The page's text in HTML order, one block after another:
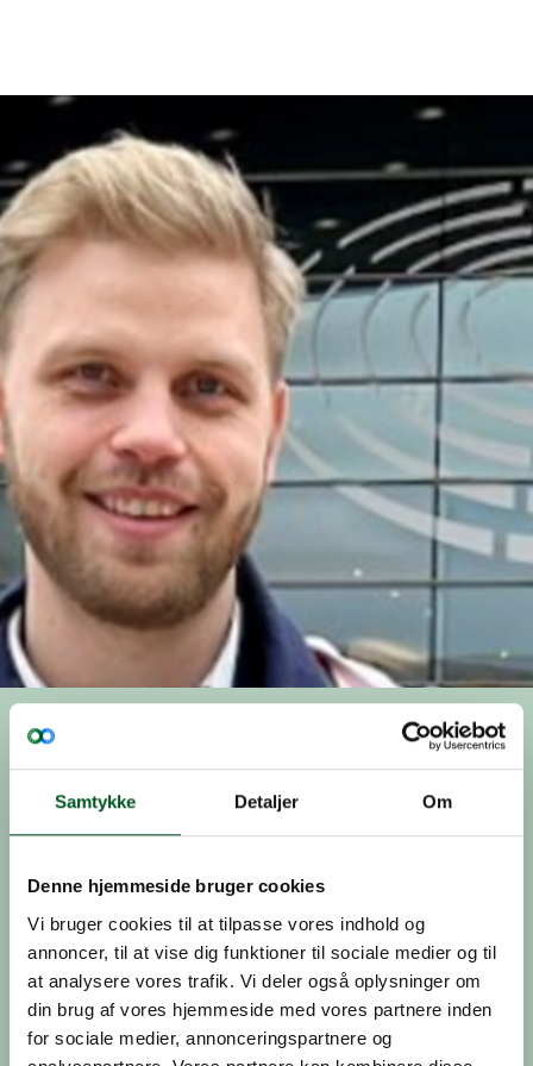
Samtykke Detaljer Om
Denne hjemmeside bruger cookies
Vi bruger cookies til at tilpasse vores indhold og
annoncer, til at vise dig funktioner til sociale medier og til
at analysere vores trafik. Vi deler også oplysninger om
din brug af vores hjemmeside med vores partnere inden
for sociale medier, annonceringspartnere og
Nyhedsbrev
2023
Sektionen for Større Jordbrug skal have ny
sekretær
Nyhed, 20.juni 2023
Sektionen for Større
Jordbrug skal have ny
sekretær
Det bliver Henrik Søndergaard Nielsen, der
fremover kommer til at varetage den vigtige post.